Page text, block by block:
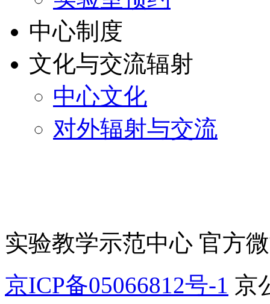
中心制度
文化与交流辐射
中心文化
对外辐射与交流
实验教学示范中心 官方
京ICP备05066812号-1 京